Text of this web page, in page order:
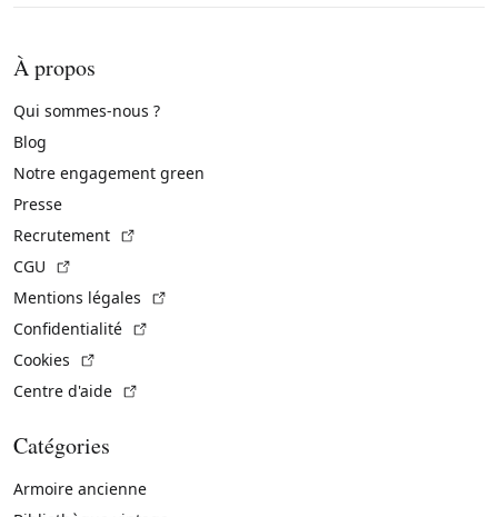
À propos
Qui sommes-nous ?
Blog
Notre engagement green
Presse
Recrutement
CGU
Mentions légales
Confidentialité
Cookies
Centre d'aide
Catégories
Armoire ancienne